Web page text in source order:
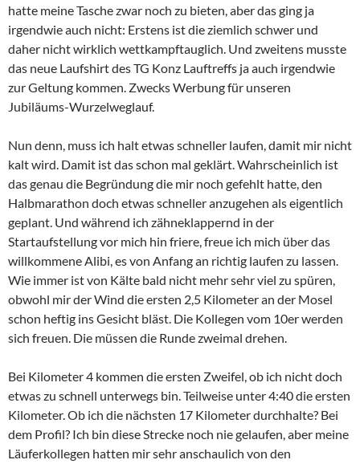
hatte meine Tasche zwar noch zu bieten, aber das ging ja
irgendwie auch nicht: Erstens ist die ziemlich schwer und
daher nicht wirklich wettkampftauglich. Und zweitens musste
das neue Laufshirt des TG Konz Lauftreffs ja auch irgendwie
zur Geltung kommen. Zwecks Werbung für unseren
Jubiläums-Wurzelweglauf.
Nun denn, muss ich halt etwas schneller laufen, damit mir nicht
kalt wird. Damit ist das schon mal geklärt. Wahrscheinlich ist
das genau die Begründung die mir noch gefehlt hatte, den
Halbmarathon doch etwas schneller anzugehen als eigentlich
geplant. Und während ich zähneklappernd in der
Startaufstellung vor mich hin friere, freue ich mich über das
willkommene Alibi, es von Anfang an richtig laufen zu lassen.
Wie immer ist von Kälte bald nicht mehr sehr viel zu spüren,
obwohl mir der Wind die ersten 2,5 Kilometer an der Mosel
schon heftig ins Gesicht bläst. Die Kollegen vom 10er werden
sich freuen. Die müssen die Runde zweimal drehen.
Bei Kilometer 4 kommen die ersten Zweifel, ob ich nicht doch
etwas zu schnell unterwegs bin. Teilweise unter 4:40 die ersten
Kilometer. Ob ich die nächsten 17 Kilometer durchhalte? Bei
dem Profil? Ich bin diese Strecke noch nie gelaufen, aber meine
Läuferkollegen hatten mir sehr anschaulich von den